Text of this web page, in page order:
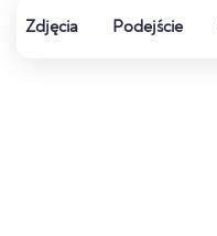
Zdjęcia Podejście